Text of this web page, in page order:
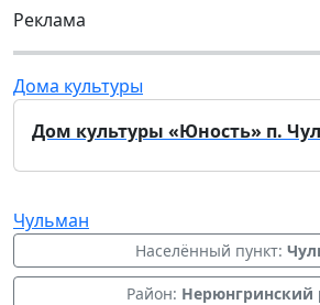
Реклама
Дома культуры
Дом культуры «Юность» п.
Чульман
Населённый пункт:
Район: Нерюнгринский